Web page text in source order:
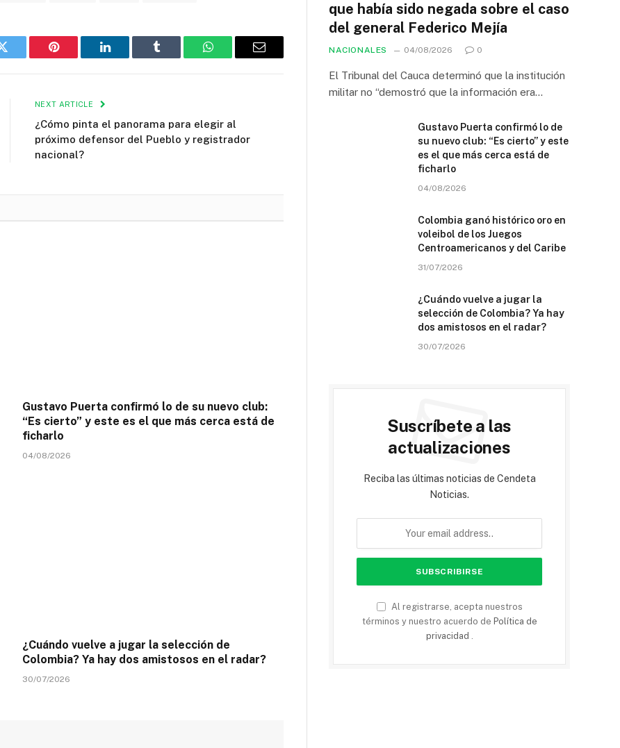
Twitter Pinterest LinkedIn Tumblr WhatsAppEmail
NEXT ARTICLE
¿Cómo pinta el panorama para elegir al
próximo defensor del Pueblo y registrador
nacional?
Gustavo Puerta confirmó lo de su nuevo club:
“Es cierto” y este es el que más cerca está de
ficharlo
04/08/2026
¿Cuándo vuelve a jugar la selección de
Colombia? Ya hay dos amistosos en el radar?
30/07/2026
que había sido negada sobre el caso
del general Federico Mejía
NACIONALES 04/08/2026 0
El Tribunal del Cauca determinó que la institución
militar no “demostró que la información era…
Gustavo Puerta confirmó lo de
su nuevo club: “Es cierto” y este
es el que más cerca está de
ficharlo
04/08/2026
Colombia ganó histórico oro en
voleibol de los Juegos
Centroamericanos y del Caribe
31/07/2026
¿Cuándo vuelve a jugar la
selección de Colombia? Ya hay
dos amistosos en el radar?
30/07/2026
Suscríbete a las
actualizaciones
Reciba las últimas noticias de Cendeta
Noticias.
Al registrarse, acepta nuestros
términos y nuestro acuerdo de Política de
privacidad .